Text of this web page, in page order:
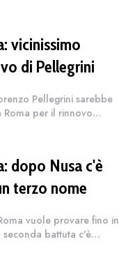
vicinissimo
di Pellegrini
Pellegrini sarebbe
per il rinnovo
dopo Nusa c'è
terzo nome
vuole provare fino in
battuta c'è